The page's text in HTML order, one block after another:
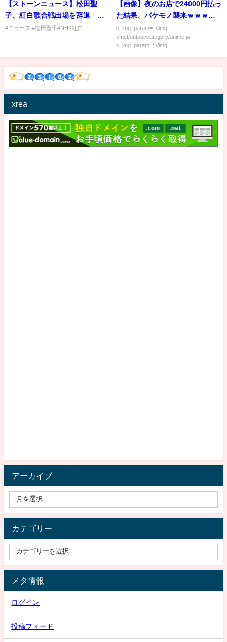
【ストーンニュース】松田聖
子、紅白歌合戦出場を辞退 Ｎ
ＨＫが発表
#ニュース #松田聖子#NHK紅白...
【画像】夜のお店で24000円払っ
た結果、バケモノ襲来ｗｗｗｗ
ｗ
c_img_param=; //img-
c.net/output/category/anime.js
c_img_param=; //img...
xrea
アーカイブ
カテゴリー
メタ情報
ログイン
投稿フィード